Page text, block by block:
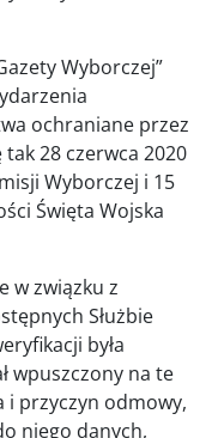
Wyborczej”
ochraniane przez
tak 28 czerwca 2020
Wyborczej i 15
Święta Wojska
w związku z
Służbie
była
wpuszczony na te
i przyczyn odmowy,
niego danych,